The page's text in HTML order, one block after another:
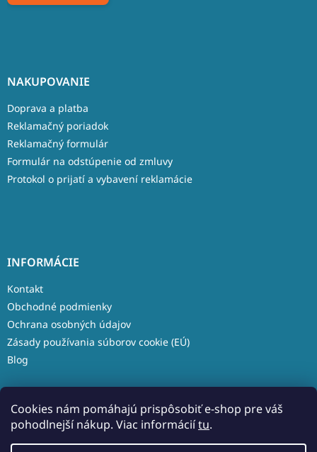
Cookies nám pomáhajú prispôsobiť e-shop pre váš
pohodlnejší nákup. Viac informáciítu.
NAKUPOVANIE
Doprava a platba
Reklamačný poriadok
Reklamačný formulár
Formulár na odstúpenie od zmluvy
Protokol o prijatí a vybavení reklamácie
INFORMÁCIE
Kontakt
Obchodné podmienky
Ochrana osobných údajov
Zásady používania súborov cookie (EÚ)
Blog